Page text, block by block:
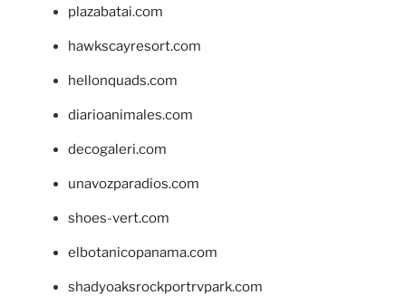
plazabatai.com
hawkscayresort.com
hellonquads.com
diarioanimales.com
decogaleri.com
unavozparadios.com
shoes-vert.com
elbotanicopanama.com
shadyoaksrockportrvpark.com